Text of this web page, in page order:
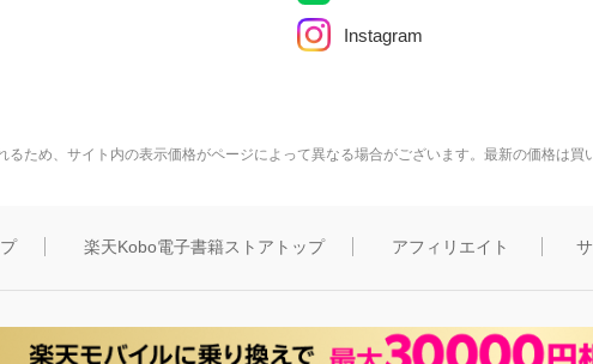
Instagram
ため、サイト内の表示価格がページによって異なる場合がございます。最新の価格は買
楽天Kobo電子書籍ストアトップ アフィリエイト